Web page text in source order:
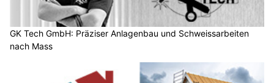
GK Tech GmbH: Präziser Anlagenbau und Schweissarbeiten
nach Mass